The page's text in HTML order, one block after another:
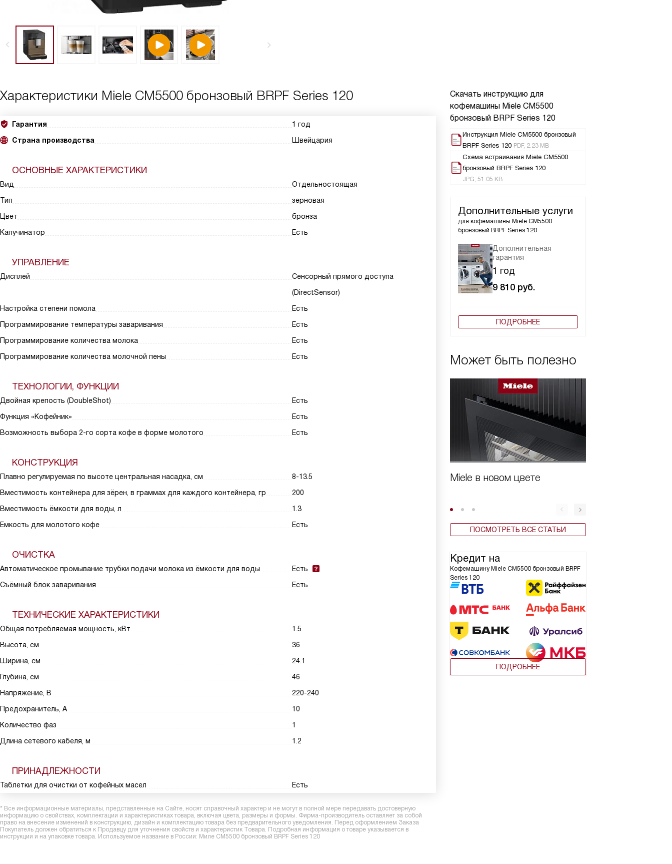
Скачать инструкцию для
кофемашины Miele CM5500
бронзовый BRPF Series 120
Инструкция Miele CM5500 бронзовый
BRPF Series 120 PDF, 2.23 MB
Схема встраивания Miele CM5500
бронзовый BRPF Series 120
JPG, 51.05 KB
Дополнительные услуги
для кофемашины Miele CM5500
бронзовый BRPF Series 120
Дополнительная
гарантия
1 год
9 810 руб.
ПОДРОБНЕЕ
Может быть полезно
Miele в новом цвете
ПОСМОТРЕТЬ ВСЕ СТАТЬИ
Кредит на
Кофемашину Miele CM5500 бронзовый BRPF
Series 120
ПОДРОБНЕЕ
Характеристики Miele CM5500 бронзовый BRPF Series 120
Гарантия
1 год
Страна производства
Швейцария
ОСНОВНЫЕ ХАРАКТЕРИСТИКИ
Вид
Отдельностоящая
Тип
зерновая
Цвет
бронза
Капучинатор
Есть
УПРАВЛЕНИЕ
Дисплей
Сенсорный прямого доступа
(DirectSensor)
Настройка степени помола
Есть
Программирование температуры заваривания
Есть
Программирование количества молока
Есть
Программирование количества молочной пены
Есть
ТЕХНОЛОГИИ, ФУНКЦИИ
Двойная крепость (DoubleShot)
Есть
Функция «Кофейник»
Есть
Возможность выбора 2-го сорта кофе в форме молотого
Есть
КОНСТРУКЦИЯ
Плавно регулируемая по высоте центральная насадка, см
8-13.5
Вместимость контейнера для зёрен, в граммах для каждого контейнера, гр
200
Вместимость ёмкости для воды, л
1.3
Емкость для молотого кофе
Есть
ОЧИСТКА
Автоматическое промывание трубки подачи молока из ёмкости для воды
Есть
Съёмный блок заваривания
Есть
ТЕХНИЧЕСКИЕ ХАРАКТЕРИСТИКИ
Общая потребляемая мощность, кВт
1.5
Высота, см
36
Ширина, см
24.1
Глубина, см
46
Напряжение, В
220-240
Предохранитель, A
10
Количество фаз
1
Длина сетевого кабеля, м
1.2
ПРИНАДЛЕЖНОСТИ
Таблетки для очистки от кофейных масел Есть
* Все информационные материалы, представленные на Сайте, носят справочный характер и не могут в полной мере передавать достоверную
информацию о свойствах, комплектации и характеристиках товара, включая цвета, размеры и формы. Фирма-производитель оставляет за собой
право на внесение изменений в конструкцию, дизайн и комплектацию товара без предварительного уведомления. Перед оформлением Заказа
Покупатель должен обратиться к Продавцу для уточнения свойств и характеристик Товара. Подробная информация о товаре указывается в
инструкции и на упаковке товара. Используемое название в России: Миле CM5500 бронзовый BRPF Series 120